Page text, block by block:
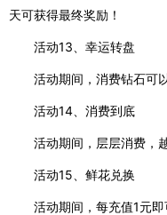
天可获得最终奖励！
活动13、幸运转盘
活动期间，消费钻石可
活动14、消费到底
活动期间，层层消费，
活动15、鲜花兑换
活动期间，每充值1元